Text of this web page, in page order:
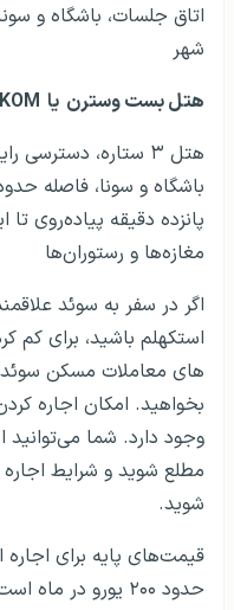
شهر
هتل بست وسترن یا
هتل ۳ ستاره،
پانزده دقیقه پیاده‌روی
مغازه‌ها و رستوران‌ها
اگر در سفر به سوئد
استکهلم باشید، برای کم
های معاملات مسکن سوئد
بخواهید. امکان اجاره
وجود دارد. شما می‌توانید
مطلع شوید و شرایط اجاره
شوید.
قیمت‌های پایه برای اجاره
حدود ۲۰۰ یورو در